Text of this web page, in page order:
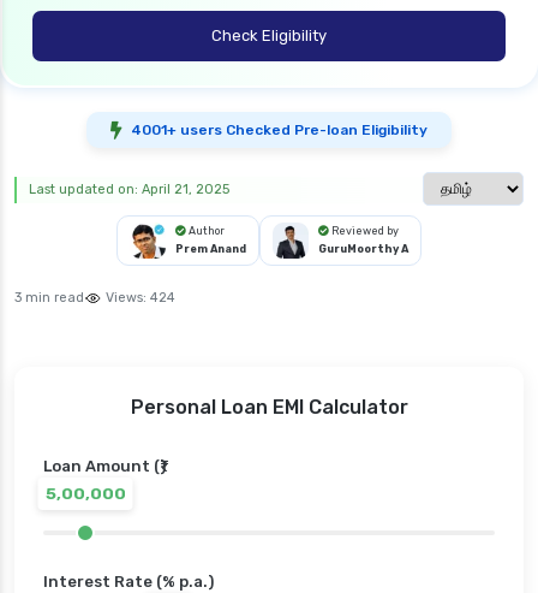
Check Eligibility
4001+ users Checked Pre-loan Eligibility
Select
Last updated on: April 21, 2025
Author
Prem Anand
Reviewed by
GuruMoorthy A
3 min read Views: 424
Personal Loan EMI Calculator
Loan Amount (₹)
5,00,000
Interest Rate (% p.a.)